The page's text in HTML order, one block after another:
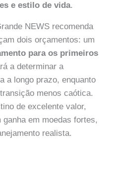
e estilo de vida.
NEWS recomenda
dois orçamentos: um
para os primeiros
a determinar a
a longo prazo, enquanto
menos caótica.
de excelente valor,
em moedas fortes,
realista.